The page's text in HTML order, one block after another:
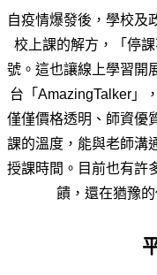
自疫情爆發後，學校及
校上課的解方，「停
號。這也讓線上學習開
台「 AmazingTalker」
僅僅價格透明、師資優
課的溫度，能與老師溝
授課時間。目前也有許
饋，還在猶豫